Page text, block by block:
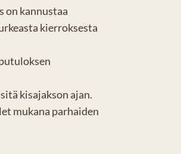
on kannustaa
kierroksesta
kisajakson ajan.
mukana parhaiden